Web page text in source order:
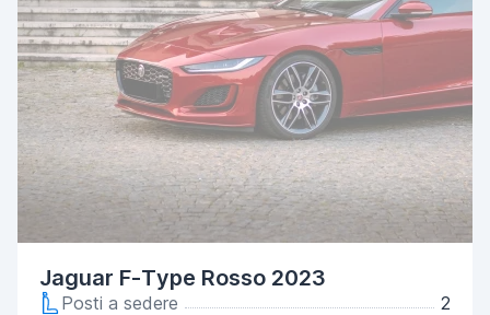
Jaguar F-Type Rosso 2023
Posti a sedere
2